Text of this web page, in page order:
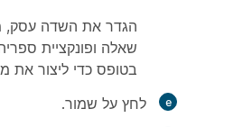
הגדר את השדה עסק,
שאלה ופונקציית
בטופס כדי ליצור את
לחץ על שמור.